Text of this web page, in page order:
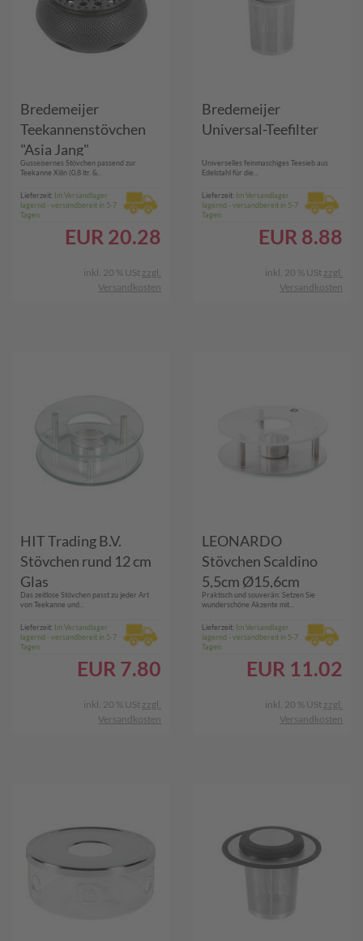
Bredemeijer
Teekannenstövchen
"Asia Jang"
Gusseisernes Stövchen passend zur
Teekanne Xilin (0,8 ltr. &...
Lieferzeit: Im Versandlager
lagernd - versandbereit in 5-7
Tagen
EUR 20.28
inkl. 20 % USt zzgl.
Versandkosten
Bredemeijer
Universal-Teefilter
Universelles feinmaschiges Teesieb aus
Edelstahl für die...
Lieferzeit: Im Versandlager
lagernd - versandbereit in 5-7
Tagen
EUR 8.88
inkl. 20 % USt zzgl.
Versandkosten
HIT Trading B.V.
Stövchen rund 12 cm
Glas
Das zeitlose Stövchen passt zu jeder Art
von Teekanne und...
Lieferzeit: Im Versandlager
lagernd - versandbereit in 5-7
Tagen
EUR 7.80
inkl. 20 % USt zzgl.
Versandkosten
LEONARDO
Stövchen Scaldino
5,5cm Ø15,6cm
Praktisch und souverän: Setzen Sie
wunderschöne Akzente mit...
Lieferzeit: Im Versandlager
lagernd - versandbereit in 5-7
Tagen
EUR 11.02
inkl. 20 % USt zzgl.
Versandkosten